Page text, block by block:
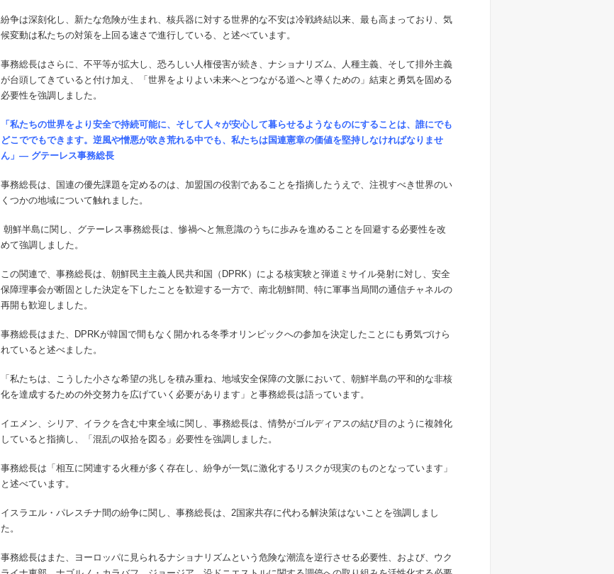
紛争は深刻化し、新たな危険が生まれ、核兵器に対する世界的な不安は冷戦終結以来、最も高まっており、気
候変動は私たちの対策を上回る速さで進行している、と述べています。
事務総長はさらに、不平等が拡大し、恐ろしい人権侵害が続き、ナショナリズム、人種主義、そして排外主義
が台頭してきていると付け加え、「世界をよりよい未来へとつながる道へと導くための」結束と勇気を固める
必要性を強調しました。
「私たちの世界をより安全で持続可能に、そして人々が安心して暮らせるようなものにすることは、誰にでも
どこででもできます。逆風や憎悪が吹き荒れる中でも、私たちは国連憲章の価値を堅持しなければなりませ
ん」 ― グテーレス事務総長
事務総長は、国連の優先課題を定めるのは、加盟国の役割であることを指摘したうえで、注視すべき世界のい
くつかの地域について触れました。
朝鮮半島に関し、グテーレス事務総長は、惨禍へと無意識のうちに歩みを進めることを回避する必要性を改
めて強調しました。
この関連で、事務総長は、朝鮮民主主義人民共和国（DPRK）による核実験と弾道ミサイル発射に対し、安全
保障理事会が断固とした決定を下したことを歓迎する一方で、南北朝鮮間、特に軍事当局間の通信チャネルの
再開も歓迎しました。
事務総長はまた、DPRKが韓国で間もなく開かれる冬季オリンピックへの参加を決定したことにも勇気づけら
れていると述べました。
「私たちは、こうした小さな希望の兆しを積み重ね、地域安全保障の文脈において、朝鮮半島の平和的な非核
化を達成するための外交努力を広げていく必要があります」と事務総長は語っています。
イエメン、シリア、イラクを含む中東全域に関し、事務総長は、情勢がゴルディアスの結び目のように複雑化
していると指摘し、「混乱の収拾を図る」必要性を強調しました。
事務総長は「相互に関連する火種が多く存在し、紛争が一気に激化するリスクが現実のものとなっています」
と述べています。
イスラエル・パレスチナ間の紛争に関し、事務総長は、2国家共存に代わる解決策はないことを強調しまし
た。
事務総長はまた、ヨーロッパに見られるナショナリズムという危険な潮流を逆行させる必要性、および、ウク